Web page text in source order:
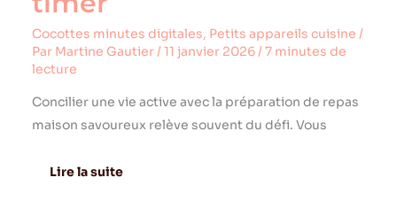
Cocottes minutes digitales, Petits appareils cuisine /
Par Martine Gautier /11 janvier 2026 /7 minutes de
lecture
Concilier une vie active avec la préparation de repas
maison savoureux relève souvent du défi. Vous
Lire la suite